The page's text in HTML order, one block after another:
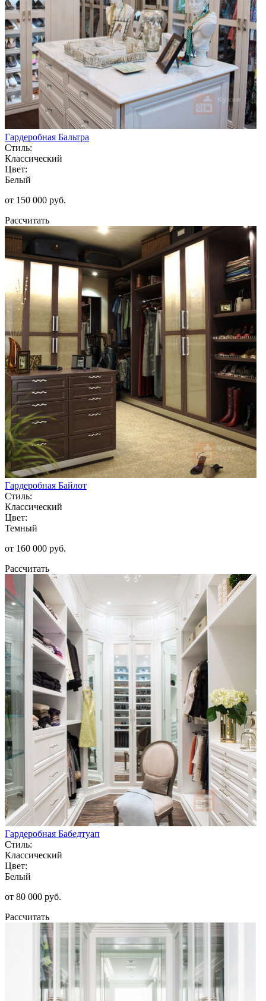
Гардеробная Бальтра
Стиль:
Классический
Цвет:
Белый
от 150 000 руб.
Рассчитать
Гардеробная Байлот
Стиль:
Классический
Цвет:
Темный
от 160 000 руб.
Рассчитать
Гардеробная Бабедтуап
Стиль:
Классический
Цвет:
Белый
от 80 000 руб.
Рассчитать